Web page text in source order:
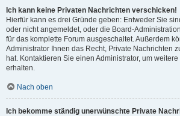
Ich kann keine Privaten Nachrichten verschicken!
Hierfür kann es drei Gründe geben: Entweder Sie
oder nicht angemeldet, oder die Board-
für das komplette Forum ausgeschaltet. Außerdem
Administrator Ihnen das Recht, Private Nachrichten
hat. Kontaktieren Sie einen Administrator, um
erhalten.
Nach oben
Ich bekomme ständig unerwünschte Private